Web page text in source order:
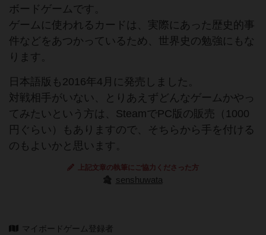
ボードゲームです。
ゲームに使われるカードは、実際にあった歴史的事
件などをあつかっているため、世界史の勉強にもな
ります。
日本語版も2016年4月に発売しました。
対戦相手がいない、とりあえずどんなゲームかやっ
てみたいという方は、SteamでPC版の販売（1000
円ぐらい）もありますので、そちらから手を付ける
のもよいかと思います。
上記文章の執筆にご協力くださった方
senshuwata
マイボードゲーム登録者